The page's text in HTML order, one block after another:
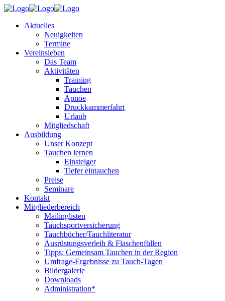
Aktuelles
Neuigkeiten
Termine
Vereinsleben
Das Team
Aktivitäten
Training
Tauchen
Apnoe
Druckkammerfahrt
Urlaub
Mitgliedschaft
Ausbildung
Unser Konzept
Tauchen lernen
Einsteiger
Tiefer eintauchen
Preise
Seminare
Kontakt
Mitgliederbereich
Mailinglisten
Tauchsportversicherung
Tauchbücher/Tauchliteratur
Ausrüstungsverleih & Flaschenfüllen
Tipps: Gemeinsam Tauchen in der Region
Umfrage-Ergebnisse zu Tauch-Tagen
Bildergalerie
Downloads
Administration*